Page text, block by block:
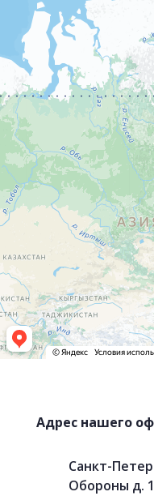
Адрес нашего
Санкт-
Обороны д.